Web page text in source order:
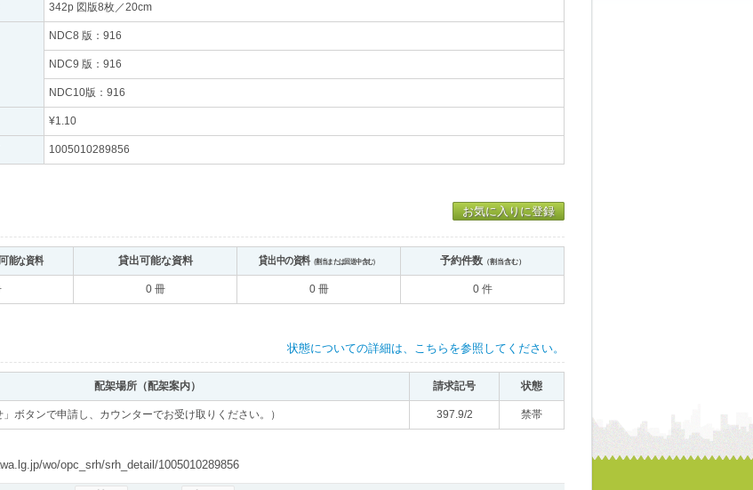
342p 図版8枚／20cm
NDC8 版：916
NDC9 版：916
NDC10版：916
¥1.10
1005010289856
お気に入りに登録
能な資料 貸出可能な資料 貸出中の資料（割当または回送中含む） 予約件数（割当含む）
0 冊 0 冊 0 件
状態についての詳細は、こちらを参照してください。
配架場所（配架案内） 請求記号 状態
ボタンで申請し、カウンターでお受け取りください。） 397.9/2 禁帯
wo/opc_srh/srh_detail/1005010289856